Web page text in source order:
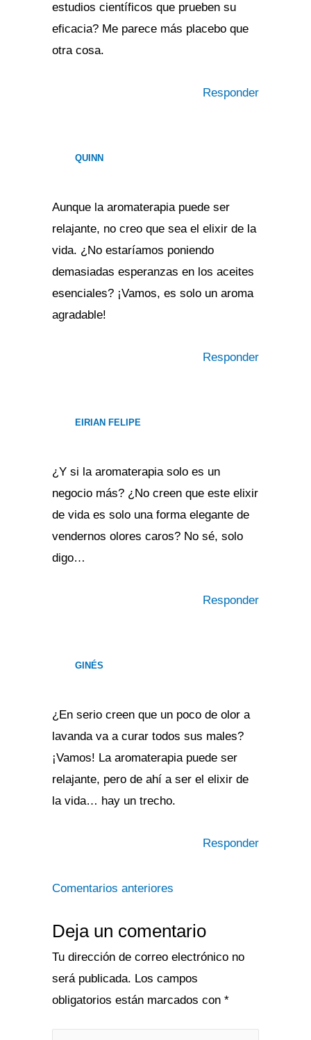
estudios científicos que prueben su
eficacia? Me parece más placebo que
otra cosa.
Responder
QUINN
Aunque la aromaterapia puede ser
relajante, no creo que sea el elixir de la
vida. ¿No estaríamos poniendo
demasiadas esperanzas en los aceites
esenciales? ¡Vamos, es solo un aroma
agradable!
Responder
EIRIAN FELIPE
¿Y si la aromaterapia solo es un
negocio más? ¿No creen que este elixir
de vida es solo una forma elegante de
vendernos olores caros? No sé, solo
digo…
Responder
GINÉS
¿En serio creen que un poco de olor a
lavanda va a curar todos sus males?
¡Vamos! La aromaterapia puede ser
relajante, pero de ahí a ser el elixir de
la vida… hay un trecho.
Responder
Comentarios anteriores
Deja un comentario
Tu dirección de correo electrónico no
será publicada. Los campos
obligatorios están marcados con *